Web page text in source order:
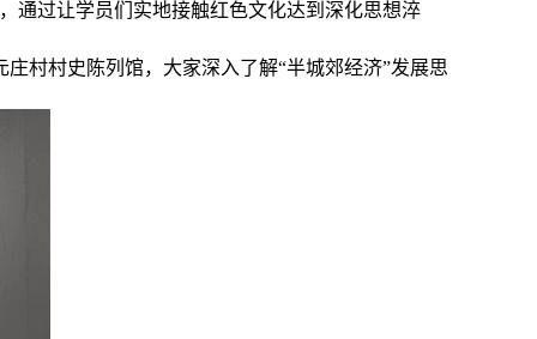
通过让学员们实地接触红色文化达到深化思想淬
村村史陈列馆，大家深入了解“半城郊经济”发展思